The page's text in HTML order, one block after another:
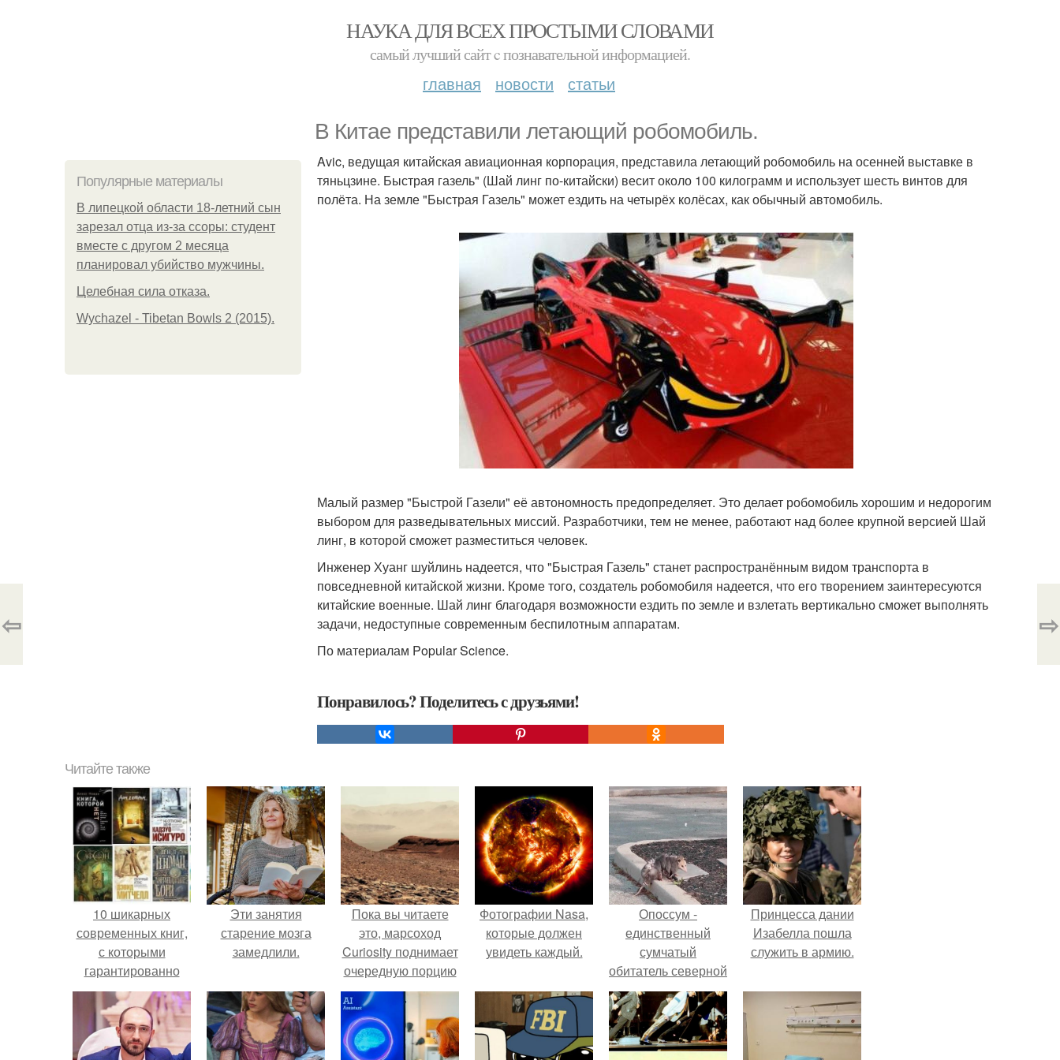
НАУКА ДЛЯ ВСЕХ ПРОСТЫМИ СЛОВАМИ
самый лучший сайт c познавательной информацией.
главная новости статьи
В Китае представили летающий робомобиль.
Популярные материалы
В липецкой области 18-летний сын
зарезал отца из-за ссоры: студент
вместе с другом 2 месяца
планировал убийство мужчины.
Целебная сила отказа.
Wychazel - Tibetan Bowls 2 (2015).
Avic, ведущая китайская авиационная корпорация, представила летающий робомобиль на осенней выставке в
тяньцзине. Быстрая газель" (Шай линг по-китайски) весит около 100 килограмм и использует шесть винтов для
полёта. На земле "Быстрая Газель" может ездить на четырёх колёсах, как обычный автомобиль.
Малый размер "Быстрой Газели" её автономность предопределяет. Это делает робомобиль хорошим и недорогим
выбором для разведывательных миссий. Разработчики, тем не менее, работают над более крупной версией Шай
линг, в которой сможет разместиться человек.
Инженер Хуанг шуйлинь надеется, что "Быстрая Газель" станет распространённым видом транспорта в
повседневной китайской жизни. Кроме того, создатель робомобиля надеется, что его творением заинтересуются
китайские военные. Шай линг благодаря возможности ездить по земле и взлетать вертикально сможет выполнять
задачи, недоступные современным беспилотным аппаратам.
По материалам Popular Science.
Понравилось? Поделитесь с друзьями!
⇦ ⇨
Читайте также
10 шикарных
современных книг,
с которыми
гарантированно
теряешь счет
времени!
Эти занятия
старение мозга
замедлили.
Пока вы читаете
это, марсоход
Curiosity поднимает
очередную порцию
красной пыли. 6.
Фотографии Nasa,
которые должен
увидеть каждый.
Опоссум -
единственный
сумчатый
обитатель северной
америки.
Принцесса дании
Изабелла пошла
служить в армию.